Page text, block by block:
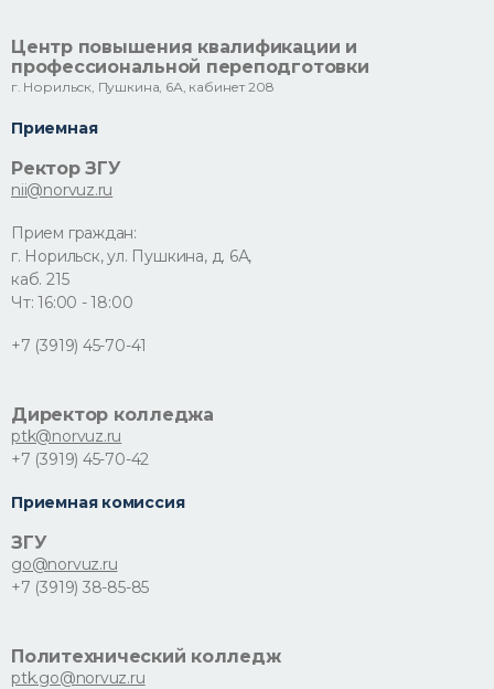
Центр повышения квалификации и
профессиональной переподготовки
г. Норильск, Пушкина, 6А, кабинет 208
Приемная
Ректор ЗГУ
nii@norvuz.ru
Прием граждан:
г. Норильск, ул. Пушкина, д. 6А,
каб. 215
Чт: 16:00 - 18:00
+7 (3919) 45-70-41
Директор колледжа
ptk@norvuz.ru
+7 (3919) 45-70-42
Приемная комиссия
ЗГУ
go@norvuz.ru
+7 (3919) 38-85-85
Политехнический колледж
ptk.go@norvuz.ru